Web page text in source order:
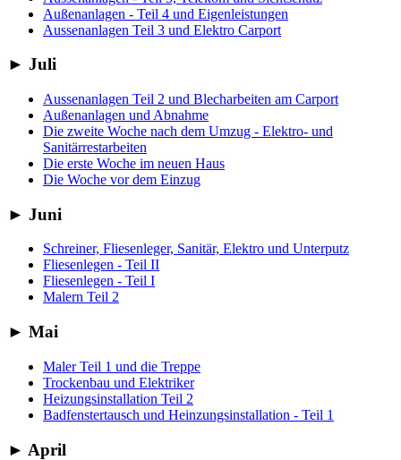
Außenanlagen - Teil 4 und Eigenleistungen
Aussenanlagen Teil 3 und Elektro Carport
► Juli
Aussenanlagen Teil 2 und Blecharbeiten am Carport
Außenanlagen und Abnahme
Die zweite Woche nach dem Umzug - Elektro- und
Sanitärrestarbeiten
Die erste Woche im neuen Haus
Die Woche vor dem Einzug
► Juni
Schreiner, Fliesenleger, Sanitär, Elektro und Unterputz
Fliesenlegen - Teil II
Fliesenlegen - Teil I
Malern Teil 2
► Mai
Maler Teil 1 und die Treppe
Trockenbau und Elektriker
Heizungsinstallation Teil 2
Badfenstertausch und Heinzungsinstallation - Teil 1
► April